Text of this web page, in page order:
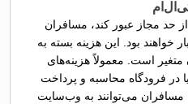
حد مجاز عبور کند، مسافران
خواهند بود. این هزینه بسته به
است. معمولاً هزینه‌های
در فرودگاه محاسبه و پرداخت
می‌توانند به وب‌سایت